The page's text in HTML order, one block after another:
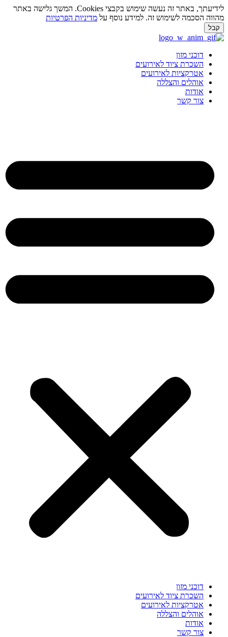
לידיעתך, באתר זה נעשה שימוש בקבצי Cookies. המשך גלישה באתר
הסכמה לשימוש זה. למידע נוסף עלמדיניות הפרטיות
קבל
דוכני מזון
השכרת ציוד לאירועים
אטרקציות לאירועים
אוהלים והצללה
אודות
צור קשר
דוכני מזון
השכרת ציוד לאירועים
אטרקציות לאירועים
אוהלים והצללה
אודות
צור קשר